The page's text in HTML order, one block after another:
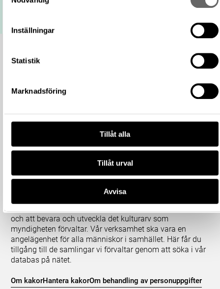
Inställningar
Statistik
Marknadsföring
Tillåt alla
Tillåt urval
Avvisa
Om våra samlingar
och att bevara och utveckla det kulturarv som
myndigheten förvaltar. Vår verksamhet ska vara en
angelägenhet för alla människor i samhället. Här får du
tillgång till de samlingar vi förvaltar genom att söka i vår
databas på nätet.
Om kakorHantera kakorOm behandling av personuppgifter